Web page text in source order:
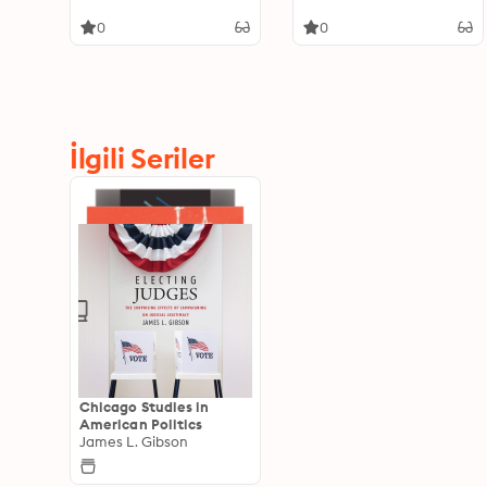
0 0
İlgili Seriler
Chicago Studies in
American Politics
James L. Gibson